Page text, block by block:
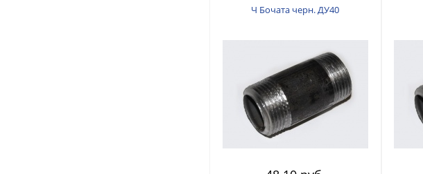
Ч Бочата черн. ДУ40